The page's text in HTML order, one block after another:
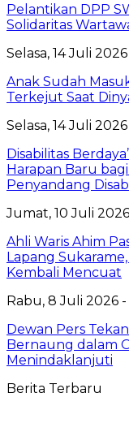
Pelantikan DPP
Solidaritas
Selasa, 14 Juli
Anak Sudah
Terkejut Saat
Selasa, 14 Juli 2026
Disabilitas
Harapan Baru
Penyandang
Jumat, 10 Juli
Ahli Waris Ahim
Lapang
Kembali Mencuat
Rabu, 8 Juli 2026
Dewan Pers
Bernaung dalam
Menindaklanjuti
Berita Terbaru